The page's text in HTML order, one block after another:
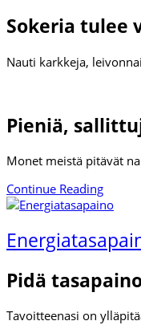
Sokeria tulee
Nauti karkkeja,
Pieniä,
Monet meistä pitävät
Continue Reading
Pidä
Tavoitteenasi on